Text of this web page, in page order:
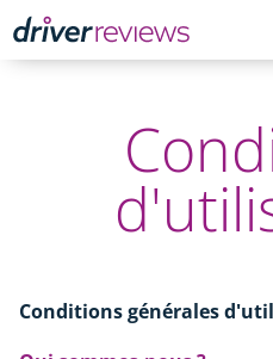
Conditions générales